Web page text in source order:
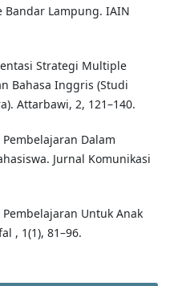
Bandar Lampung. IAIN
Strategi Multiple
Bahasa Inggris (Studi
Attarbawi, 2, 121–140.
Dalam
Jurnal Komunikasi
Untuk Anak
, 1(1), 81–96.